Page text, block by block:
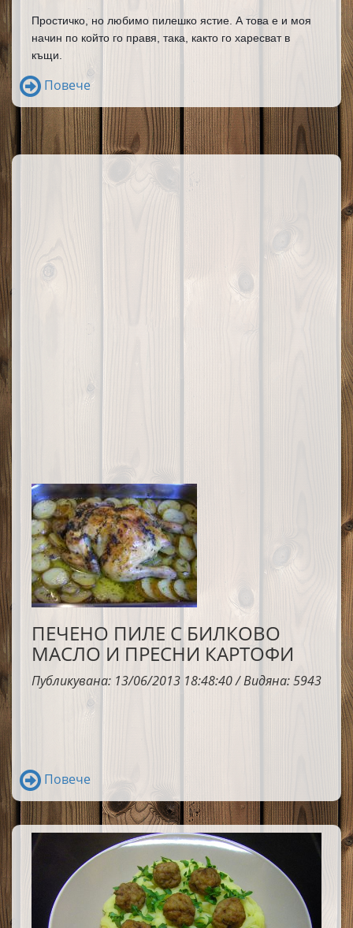
Простичко, но любимо пилешко ястие. А това е и моя
начин по който го правя, така, както го харесват в
къщи.
Повече
ПЕЧЕНО ПИЛЕ С БИЛКОВО
МАСЛО И ПРЕСНИ КАРТОФИ
Публикувана: 13/06/2013 18:48:40 / Видяна: 5943
Повече